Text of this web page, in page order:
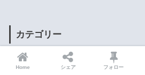
カテゴリー
ちゃママのこと
Home シェア フォロー